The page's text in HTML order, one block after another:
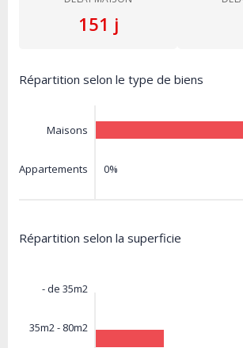
151 j
Répartition selon le type de biens
Maisons
Appartements 0%
Répartition selon la superficie
- de 35m2
35m2 - 80m2